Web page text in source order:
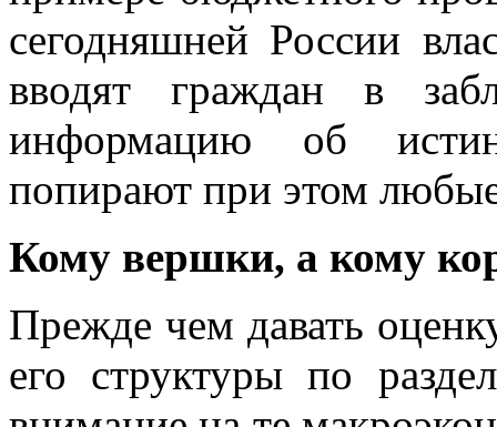
сегодняшней России
вводят граждан в
информацию об
попирают при этом
Кому вершки, а кому
Прежде чем давать
его структуры по